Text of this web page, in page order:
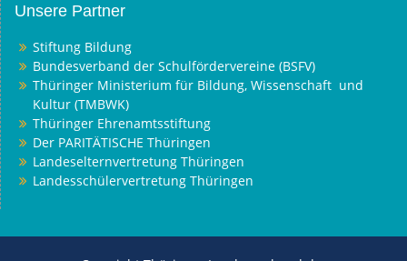
Unsere Partner
Stiftung Bildung
Bundesverband der Schulfördervereine (BSFV)
Thüringer Ministerium für Bildung, Wissenschaft und
Kultur (TMBWK)
Thüringer Ehrenamtsstiftung
Der PARITÄTISCHE Thüringen
Landeselternvertretung Thüringen
Landesschülervertretung Thüringen